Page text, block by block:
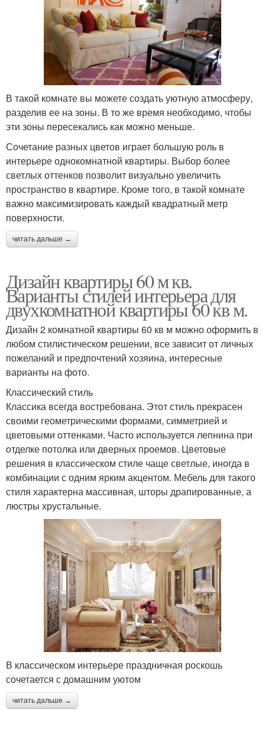
В такой комнате вы можете создать уютную атмосферу,
разделив ее на зоны. В то же время необходимо, чтобы
эти зоны пересекались как можно меньше.
Сочетание разных цветов играет большую роль в
интерьере однокомнатной квартиры. Выбор более
светлых оттенков позволит визуально увеличить
пространство в квартире. Кроме того, в такой комнате
важно максимизировать каждый квадратный метр
поверхности.
читать дальше →
Дизайн квартиры 60 м кв.
Варианты стилей интерьера для
двухкомнатной квартиры 60 кв м.
Дизайн 2 комнатной квартиры 60 кв м можно оформить в
любом стилистическом решении, все зависит от личных
пожеланий и предпочтений хозяина, интересные
варианты на фото.
Классический стиль
Классика всегда востребована. Этот стиль прекрасен
своими геометрическими формами, симметрией и
цветовыми оттенками. Часто используется лепнина при
отделке потолка или дверных проемов. Цветовые
решения в классическом стиле чаще светлые, иногда в
комбинации с одним ярким акцентом. Мебель для такого
стиля характерна массивная, шторы драпированные, а
люстры хрустальные.
В классическом интерьере праздничная роскошь
сочетается с домашним уютом
читать дальше →